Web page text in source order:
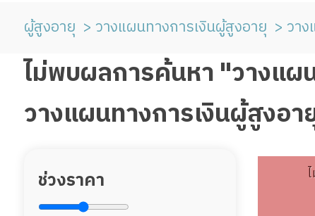
ผู้สูงอายุ วางแผนทางการเงินผู้สูงอายุ วา
ไม่พบผลการค้นหา "วางแผ
วางแผนทางการเงินผู้สูงอ
ช่วงราคา